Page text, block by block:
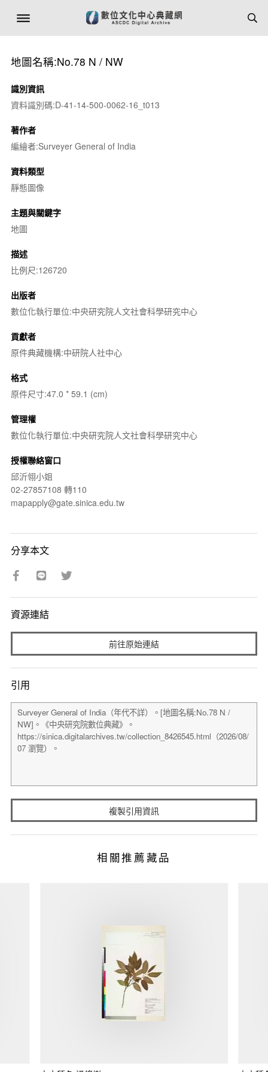
地圖名稱:No.78 N / NW
識別資訊
資料識別碼:D-41-14-500-0062-16_t013
著作者
編繪者:Surveyer General of India
資料類型
靜態圖像
主題與關鍵字
地圖
描述
比例尺:126720
出版者
數位化執行單位:中央研究院人文社會科學研究中心
貢獻者
原件典藏機構:中研院人社中心
格式
原件尺寸:47.0 * 59.1 (cm)
管理權
數位化執行單位:中央研究院人文社會科學研究中心
授權聯絡窗口
邱沂翎小姐
02-27857108 轉110
mapapply@gate.sinica.edu.tw
分享本文
資源連結
前往原始連結
引用
複製引用資訊
相關推薦藏品